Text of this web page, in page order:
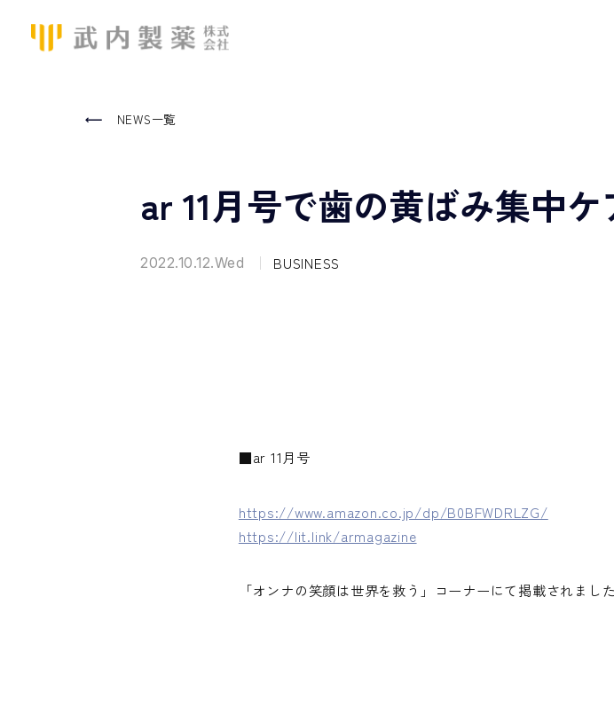
NEWS一覧
ar 11月号で歯の黄ばみ集中
2022.10.12.Wed BUSINESS
■ar 11月号
https://www.amazon.co.jp/dp/B0BFWDRLZG/
https://lit.link/armagazine
「オンナの笑顔は世界を救う」コーナーにて掲載されました